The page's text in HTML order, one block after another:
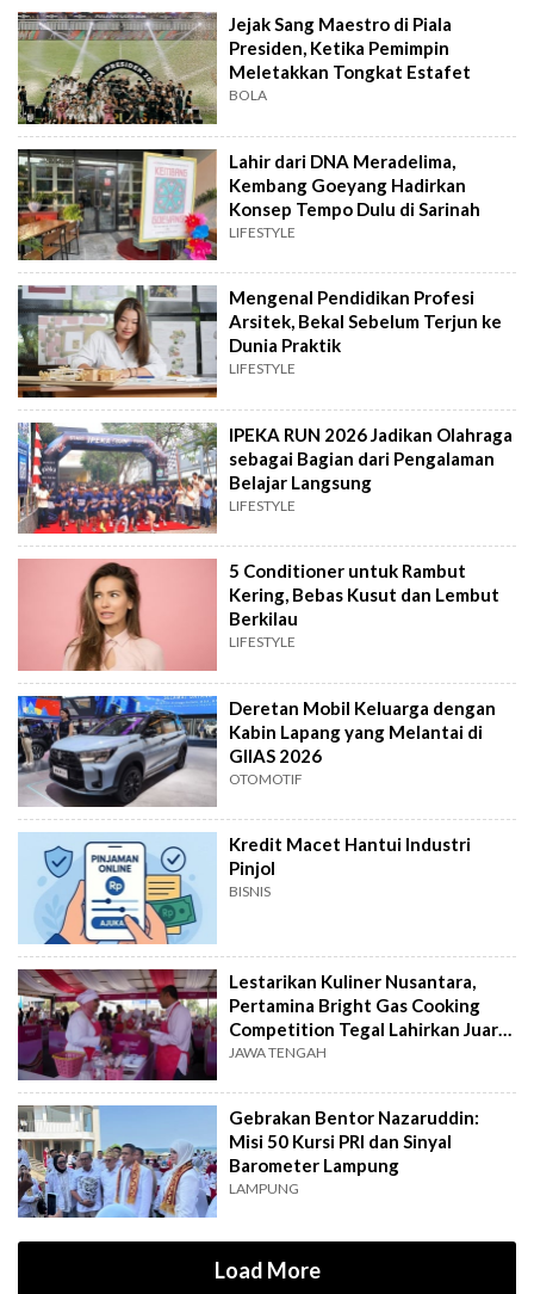
Jejak Sang Maestro di Piala
Presiden, Ketika Pemimpin
Meletakkan Tongkat Estafet
BOLA
Lahir dari DNA Meradelima,
Kembang Goeyang Hadirkan
Konsep Tempo Dulu di Sarinah
LIFESTYLE
Mengenal Pendidikan Profesi
Arsitek, Bekal Sebelum Terjun ke
Dunia Praktik
LIFESTYLE
IPEKA RUN 2026 Jadikan Olahraga
sebagai Bagian dari Pengalaman
Belajar Langsung
LIFESTYLE
5 Conditioner untuk Rambut
Kering, Bebas Kusut dan Lembut
Berkilau
LIFESTYLE
Deretan Mobil Keluarga dengan
Kabin Lapang yang Melantai di
GIIAS 2026
OTOMOTIF
Kredit Macet Hantui Industri
Pinjol
BISNIS
Lestarikan Kuliner Nusantara,
Pertamina Bright Gas Cooking
Competition Tegal Lahirkan Juara
Baru
JAWA TENGAH
Gebrakan Bentor Nazaruddin:
Misi 50 Kursi PRI dan Sinyal
Barometer Lampung
LAMPUNG
Load More